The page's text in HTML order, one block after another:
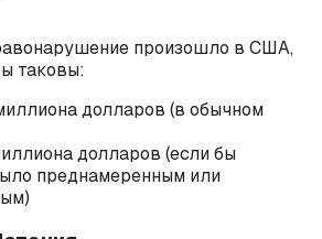
произошло в США,
таковы:
долларов (в обычном
долларов (если бы
преднамеренным или